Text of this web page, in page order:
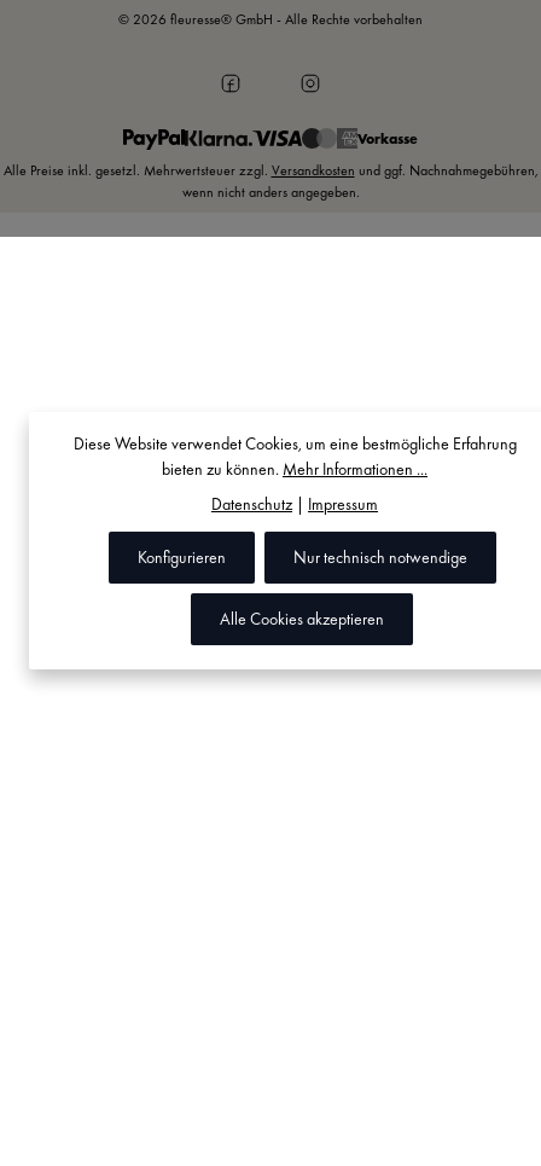
© 2026 fleuresse® GmbH - Alle Rechte vorbehalten
Vorkasse
Alle Preise inkl. gesetzl. Mehrwertsteuer zzgl. Versandkosten und ggf. Nachnahmegebühren,
wenn nicht anders angegeben.
Diese Website verwendet Cookies, um eine bestmögliche Erfahrung
bieten zu können. Mehr Informationen ...
Datenschutz| Impressum
Nur technisch notwendige
Konfigurieren
Alle Cookies akzeptieren